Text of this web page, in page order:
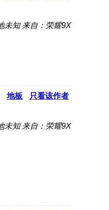
未知 来自：荣耀9X
地板 只看该作者
未知 来自：荣耀9X